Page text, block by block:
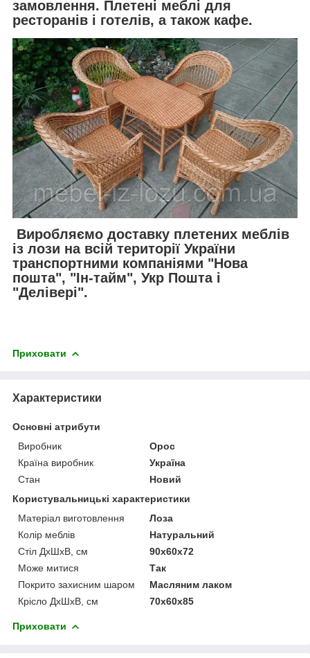
замовлення. Плетені меблі для
ресторанів і готелів, а також кафе.
Виробляємо доставку плетених меблів
із лози на всій території України
транспортними компаніями "Нова
пошта", "Ін-тайм", Укр Пошта і
"Делівері".
Приховати
Характеристики
Основні атрибути
Виробник
Орос
Країна виробник
Україна
Стан
Новий
Користувальницькі характеристики
Матеріал виготовлення
Лоза
Колір меблів
Натуральний
Стіл ДхШхВ, см
90х60х72
Може митися
Так
Покрито захисним шаром
Масляним лаком
Крісло ДхШхВ, см
70х60х85
Приховати